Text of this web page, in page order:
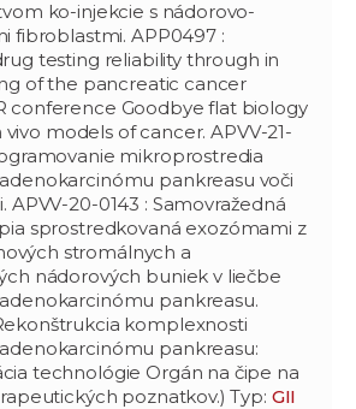
ko-injekcie s nádorovo-
fibroblastmi. APP0497 :
testing reliability through in
of the pancreatic cancer
conference Goodbye flat biology
vivo models of cancer. APVV-21-
mikroprostredia
pankreasu voči
APVV-20-0143 : Samovražedná
sprostredkovaná exozómami z
stromálnych a
nádorových buniek v liečbe
pankreasu.
komplexnosti
pankreasu:
technológie Orgán na čipe na
poznatkov.) Typ: GII